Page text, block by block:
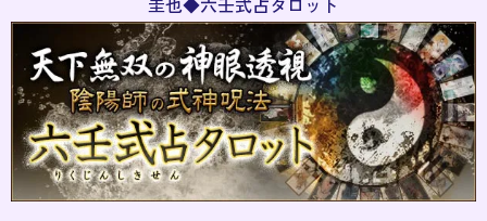
圭也◆六壬式占タロット